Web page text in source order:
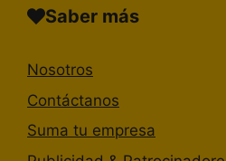
Saber más
Nosotros
Contáctanos
Suma tu empresa